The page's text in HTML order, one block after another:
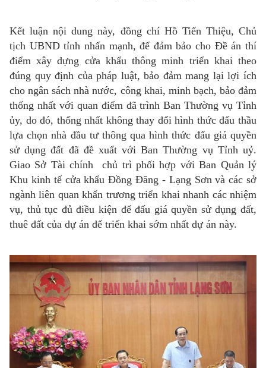
Kết luận nội dung này, đồng chí Hồ Tiến Thiệu, Chủ
tịch UBND tỉnh nhấn mạnh, để đảm bảo cho Đề án thí
điểm xây dựng cửa khẩu thông minh triển khai theo
đúng quy định của pháp luật, bảo đảm mang lại lợi ích
cho ngân sách nhà nước, công khai, minh bạch, bảo đảm
thống nhất với quan điểm đã trình Ban Thường vụ Tỉnh
ủy, do đó, thống nhất không thay đổi hình thức đấu thầu
lựa chọn nhà đầu tư thông qua hình thức đấu giá quyền
sử dụng đất đã đề xuất với Ban Thường vụ Tỉnh uỷ.
Giao Sở Tài chính chủ trì phối hợp với Ban Quản lý
Khu kinh tế cửa khẩu Đồng Đăng - Lạng Sơn và các sở
ngành liên quan khẩn trương triển khai nhanh các nhiệm
vụ, thủ tục đủ điều kiện để đấu giá quyền sử dụng đất,
thuê đất của dự án để triển khai sớm nhất dự án này.